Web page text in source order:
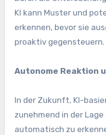
KI kann Muster und
erkennen, bevor sie
proaktiv gegensteuern.
Autonome Reaktion
In der Zukunft, KI-
zunehmend in der
automatisch zu